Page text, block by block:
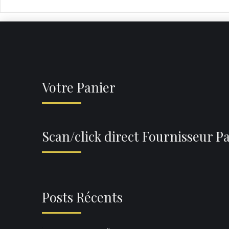
Votre Panier
Scan/click direct Fournisseur
Posts Récents